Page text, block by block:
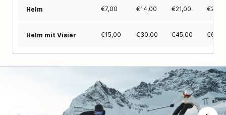
Helm €7,00 €14,00 €21,00 €
Helm mit Visier €15,00 €30,00 €45,00 €